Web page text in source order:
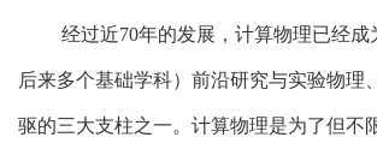
经过近70年的发展，计算物理已经成
后来多个基础学科）前沿研究与实验物理
驱的三大支柱之一。计算物理是为了但不